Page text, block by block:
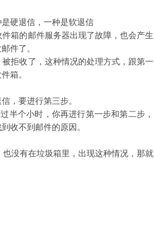
硬退信，一种是软退信
的邮件服务器出现了故障，也会产生
件了。
收了，这种情况的处理方式，跟第一
箱。
，要进行第三步。
半个小时，你再进行第一步和第二步，
收不到邮件的原因。
没有在垃圾箱里，出现这种情况，那就